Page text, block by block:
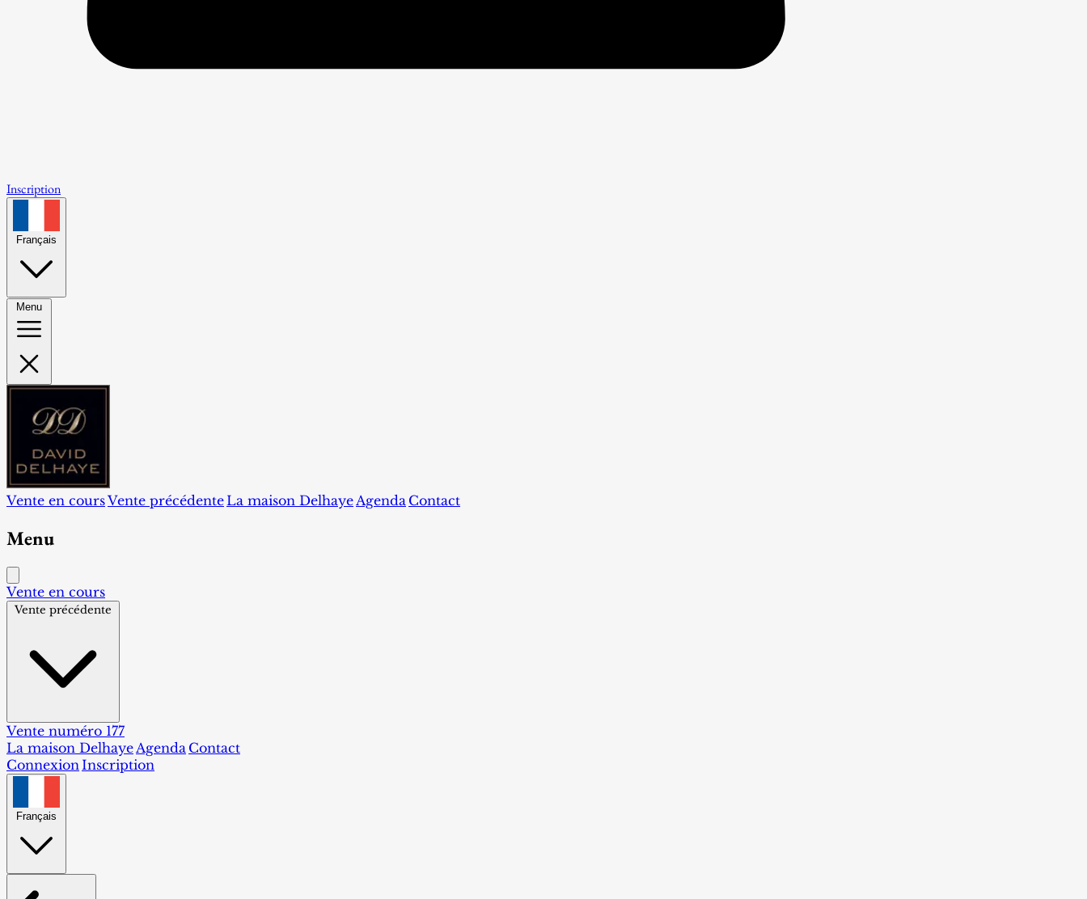
Inscription
Français
Menu
Vente en coursVente précédente La maison Delhaye Agenda Contact
Menu
Vente en cours
Vente précédente
Vente numéro 177
La maison DelhayeAgenda Contact
ConnexionInscription
Français